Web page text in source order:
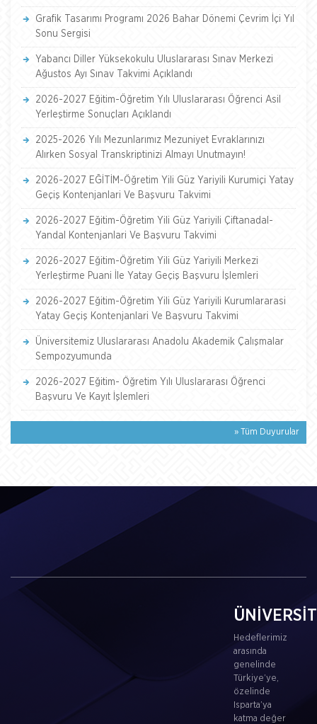
Grafik Tasarımı Programı 2026 Bahar Dönemi Çevrim İçi Yıl
Sonu Sergisi
Yabancı Diller Yüksekokulu Uluslararası Sınav Merkezi
Ağustos Ayı Sınav Takvimi Açıklandı
2026-2027 Eğitim-Öğretim Yılı Uluslararası Öğrenci Asil
Yerleştirme Sonuçları Açıklandı
2025-2026 Yılı Mezunlarımız Mezuniyet Evraklarınızı
Alırken Sosyal Transkriptinizi Almayı Unutmayın!
2026-2027 EĞİTİM-Öğretim Yili Güz Yariyili Kurumiçi Yatay
Geçiş Kontenjanlari Ve Başvuru Takvimi
2026-2027 Eğitim-Öğretim Yili Güz Yariyili Çiftanadal-
Yandal Kontenjanlari Ve Başvuru Takvimi
2026-2027 Eğitim-Öğretim Yili Güz Yariyili Merkezi
Yerleştirme Puani İle Yatay Geçiş Başvuru İşlemleri
2026-2027 Eğitim-Öğretim Yili Güz Yariyili Kurumlararasi
Yatay Geçiş Kontenjanlari Ve Başvuru Takvimi
Üniversitemiz Uluslararası Anadolu Akademik Çalışmalar
Sempozyumunda
2026-2027 Eğitim- Öğretim Yılı Uluslararası Öğrenci
Başvuru Ve Kayıt İşlemleri
» Tüm Duyurular
Hedeflerimiz
arasında
genelinde
Türkiye’ye,
özelinde
Isparta’ya
katma değer